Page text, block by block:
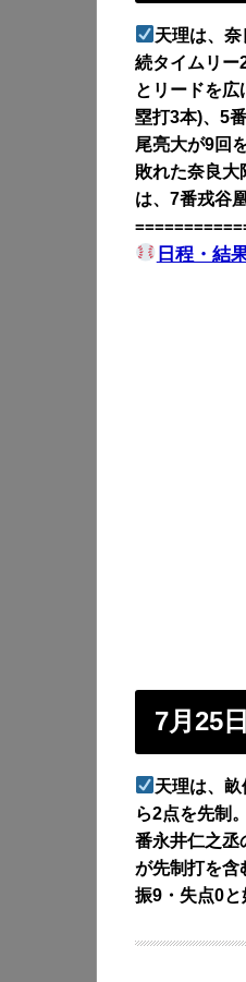
天理は、
続タイムリー
とリードを
塁打3本)、5
尾亮大が9回
敗れた奈良大
は、7番戎谷
日程・結
7月25
天理は、
ら2点を先制
番永井仁之丞
が先制打を含
振9・失点0と